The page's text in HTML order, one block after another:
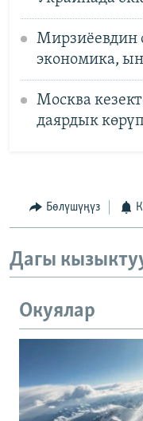
Мирзиёевдин
экономика,
Москва
даярдык
Бөлүшүңүз
Дагы
Окуялар